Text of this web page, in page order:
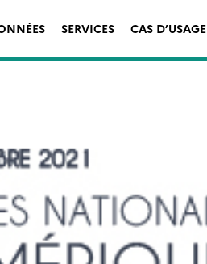
SERVICES CAS D’USAGE